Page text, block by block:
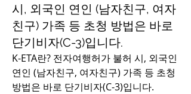
시, 외국인 연인 (남자친구, 여자
친구) 가족 등 초청 방법은 바로
단기비자(C-3)입니다.
K-ETA란? 전자여행허가 불허 시, 외국인
연인 (남자친구, 여자친구) 가족 등 초청
방법은 바로 단기비자(C-3)입니다.